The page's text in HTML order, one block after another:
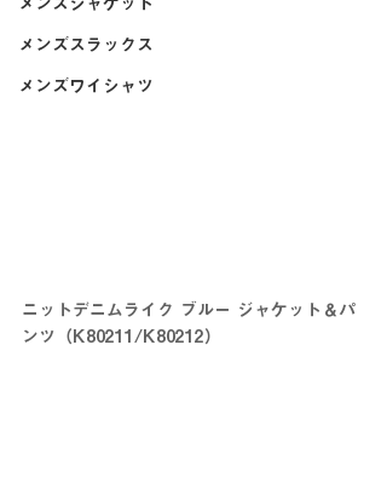
メンズジャケット
メンズスラックス
メンズワイシャツ
ニットデニムライク ブルー ジャケット＆パ
ンツ（K80211/K80212）